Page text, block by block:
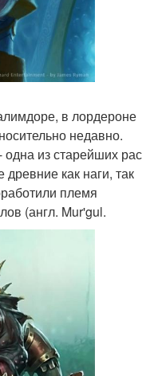
в лордероне
недавно.
одна из старейших рас
как наги, так
племя
(англ. Mur'gul.